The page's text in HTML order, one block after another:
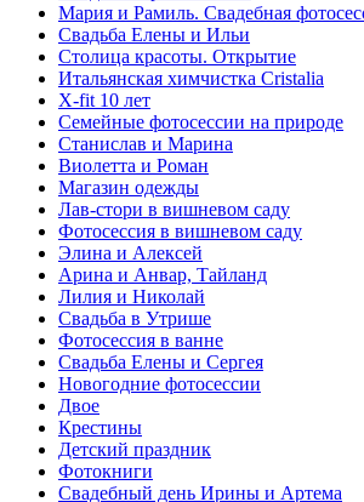
Мария и Рамиль. Свадебная
Свадьба Елены и Ильи
Столица красоты. Открытие
Итальянская химчистка Cristalia
X-fit 10 лет
Семейные фотосессии на природе
Станислав и Марина
Виолетта и Роман
Магазин одежды
Лав-стори в вишневом саду
Фотосессия в вишневом саду
Элина и Алексей
Арина и Анвар, Тайланд
Лилия и Николай
Свадьба в Утрише
Фотосессия в ванне
Свадьба Елены и Сергея
Новогодние фотосессии
Двое
Крестины
Детский праздник
Фотокниги
Свадебный день Ирины и Артема